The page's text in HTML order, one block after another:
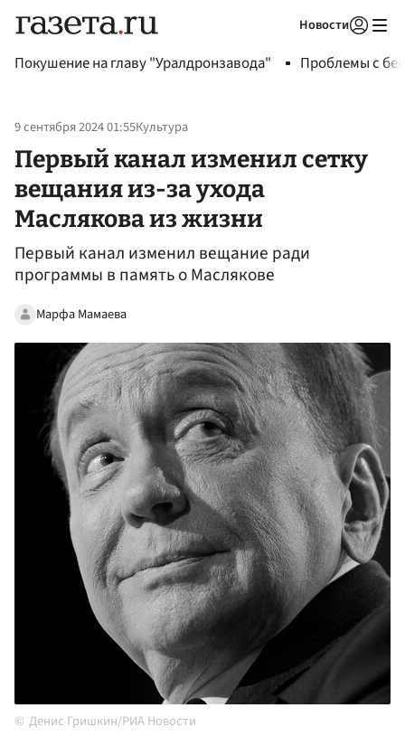
Новости
Покушение на главу "Уралдронзавода" Проблемы с
9 сентября 2024 01:55Культура
Первый канал изменил сетку
вещания из-за ухода
Маслякова из жизни
Первый канал изменил вещание ради
программы в память о Маслякове
Марфа Мамаева
Денис Гришкин/РИА Новости